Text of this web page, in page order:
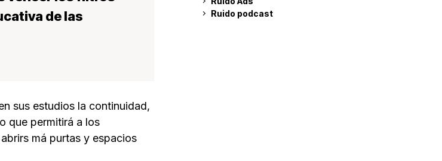
de las
sus estudios la continuidad,
que permitirá a los
má purtas y espacios
Ruido podcast